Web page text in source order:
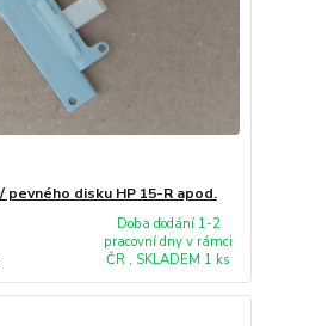
pevného disku HP 15-R apod.
Doba dodání 1-2
pracovní dny v rámci
ČR , SKLADEM 1 ks